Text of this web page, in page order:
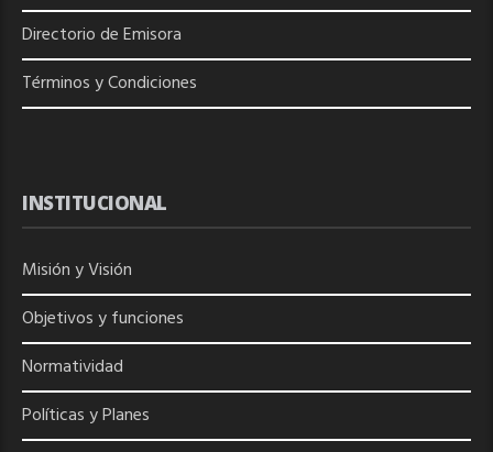
Directorio deEmisora
Términos y Condiciones
INSTITUCIONAL
Misión y Visión
Objetivos y funciones
Normatividad
Políticas y Planes